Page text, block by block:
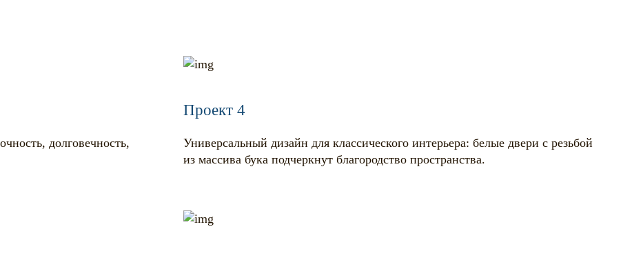
долговечность,
Проект 4
Универсальный дизайн для классического интерьера: белые двери с резьбой
из массива бука подчеркнут благородство пространства.